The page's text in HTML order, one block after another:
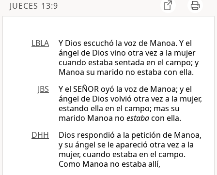
JUECES 13:9
LBLA
Y Dios escuchó la voz de Manoa. Y el
ángel de Dios vino otra vez a la mujer
cuando estaba sentada en el campo; y
Manoa su marido no estaba con ella.
JBS
Y el SEÑOR oyó la voz de Manoa; y el
ángel de Dios volvió otra vez a la mujer,
estando ella en el campo; mas su
marido Manoa no estabacon ella.
DHH
Dios respondió a la petición de Manoa,
y su ángel se le apareció otra vez a la
mujer, cuando estaba en el campo.
Como Manoa no estaba allí,